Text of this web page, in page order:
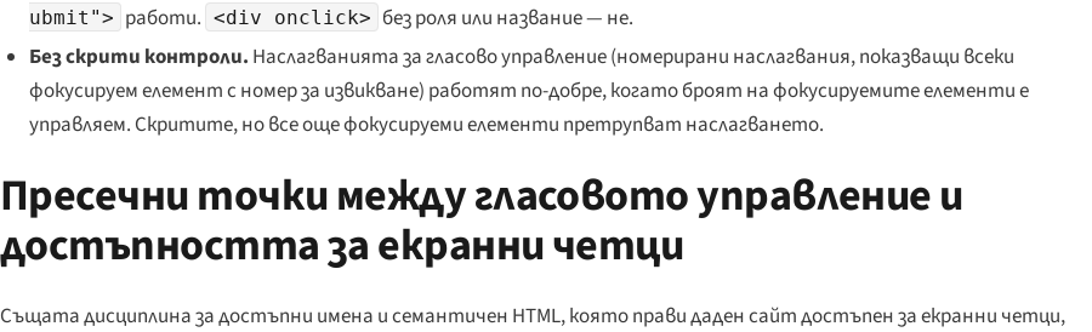
ubmit"> работи. <div onclick> без роля или название — не.
Без скрити контроли. Наслагванията за гласово управление (номерирани наслагвания, показващи всеки
фокусируем елемент с номер за извикване) работят по-добре, когато броят на фокусируемите елементи е
управляем. Скритите, но все още фокусируеми елементи претрупват наслагването.
Пресечни точки между гласовото управление и
достъпността за екранни четци
Същата дисциплина за достъпни имена и семантичен HTML, която прави даден сайт достъпен за екранни четци,